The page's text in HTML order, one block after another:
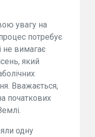
увагу на
потребує
не вимагає
який
Вважається,
початкових
одну